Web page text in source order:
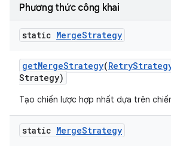
Phương thức công khai
static MergeStrategy
getMergeStrategy(Retry
Strategy)
Tạo chiến lược hợp nhất dựa trên
static MergeStrategy